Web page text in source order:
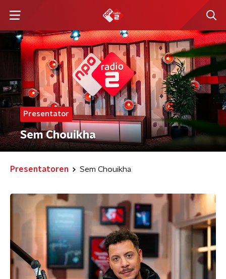
Presentator
Sem Chouikha
Presentatoren Sem Chouikha